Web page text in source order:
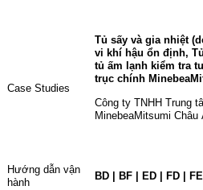
Case Studies
Tủ sấy và gia nhiệt
vi khí hậu ổn định,
tủ ấm lạnh kiểm tra
trục chính
Công ty TNHH Trung
MinebeaMitsumi Châu
Hướng dẫn vận
hành
BD | BF | ED | FD |